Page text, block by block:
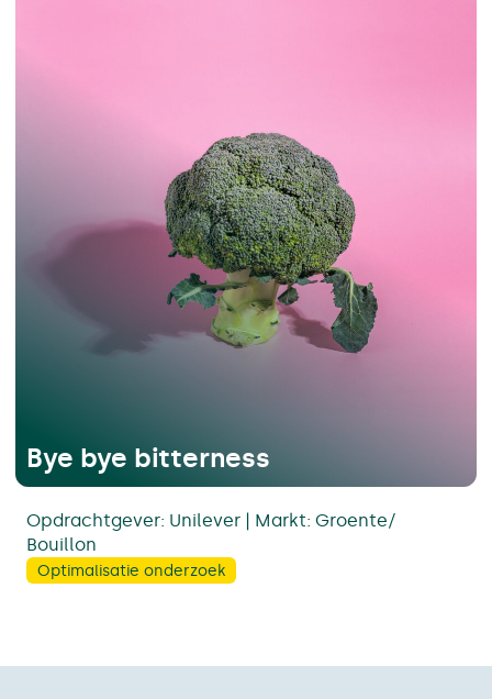
Opdrachtgever: Unilever | Markt: Groente/
Bouillon
Bye bye bitterness
Optimalisatie onderzoek